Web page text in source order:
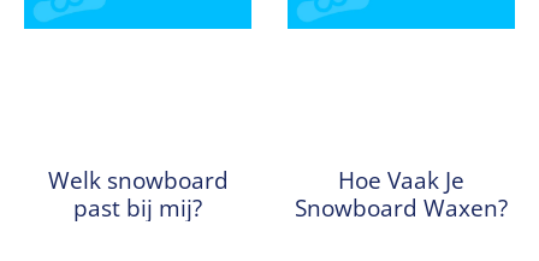
Welk snowboard
past bij mij?
Hoe Vaak Je
Snowboard Waxen?